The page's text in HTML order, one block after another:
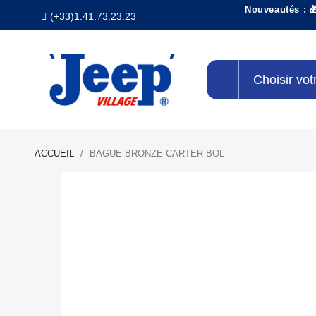
(+33)1.41.73.23.23
Nouveautés :
Choisir
ACCUEIL BAGUE BRONZE CARTER BOL